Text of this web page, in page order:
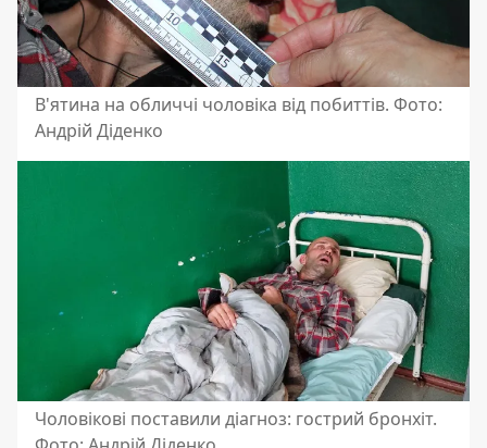
В'ятина на обличчі чоловіка від побиттів. Фото:
Андрій Діденко
Чоловікові поставили діагноз: гострий бронхіт.